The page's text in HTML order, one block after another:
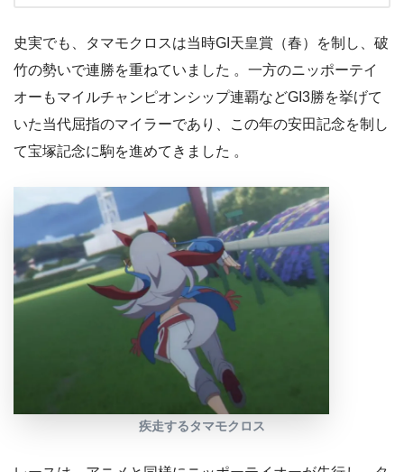
史実でも、タマモクロスは当時GI天皇賞（春）を制し、破
竹の勢いで連勝を重ねていました 。一方のニッポーテイ
オーもマイルチャンピオンシップ連覇などGI3勝を挙げて
いた当代屈指のマイラーであり、この年の安田記念を制し
て宝塚記念に駒を進めてきました 。
疾走するタマモクロス